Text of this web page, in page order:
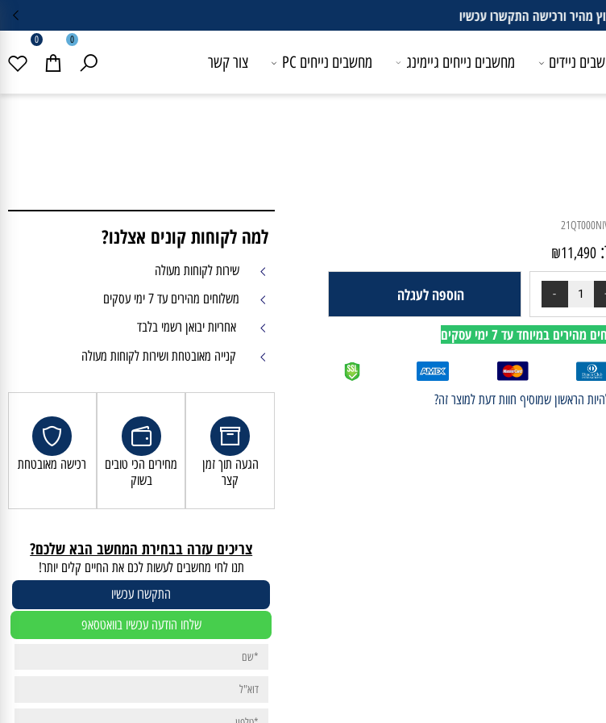
0 0
מחשבים נייחים גיימינג מחשבים נייחים PC צור קשר
₪
הוספה לעגלה
במיוחד עד 7 ימי עסקים
למה לקוחות קונים אצלנו?
שירות לקוחות מעולה
אחריות יבואן רשמי בלבד
הגעה תוך זמן מחירים הכי טובים
צריכים עזרה בבחירת המחשב הבא שלכם?
תנו לחי מחשבים לעשות לכם את החיים קלים יותר!
התקשרו עכשיו